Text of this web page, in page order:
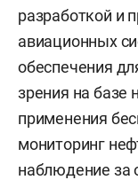
разработкой и
авиационных
обеспечения
зрения на базе
применения
мониторинг
наблюдение за